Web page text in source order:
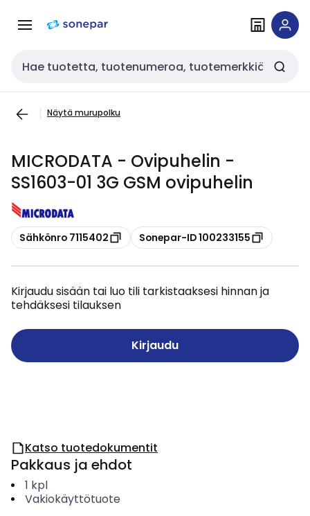
navigointiinsisältöön
Haku
Näytä murupolku
MICRODATA - Ovipuhelin -
SS1603-01 3G GSM ovipuhelin
Kopioi
Sähkönro 7115402 Kopioi
Sonepar-ID 100233155
Kirjaudu sisään tai luo tili tarkistaaksesi hinnan ja
tehdäksesi tilauksen
Kirjaudu
Katso tuotedokumentit
Pakkaus ja ehdot
1 kpl
Vakiokäyttötuote